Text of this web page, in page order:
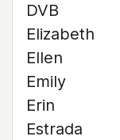
DVB
Elizabeth
Ellen
Emily
Erin
Estrada